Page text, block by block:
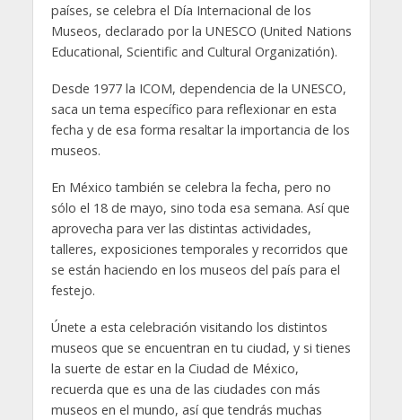
países, se celebra el Día Internacional de los
Museos, declarado por la UNESCO (United Nations
Educational, Scientific and Cultural Organizatión).
Desde 1977 la ICOM, dependencia de la UNESCO,
saca un tema específico para reflexionar en esta
fecha y de esa forma resaltar la importancia de los
museos.
En México también se celebra la fecha, pero no
sólo el 18 de mayo, sino toda esa semana. Así que
aprovecha para ver las distintas actividades,
talleres, exposiciones temporales y recorridos que
se están haciendo en los museos del país para el
festejo.
Únete a esta celebración visitando los distintos
museos que se encuentran en tu ciudad, y si tienes
la suerte de estar en la Ciudad de México,
recuerda que es una de las ciudades con más
museos en el mundo, así que tendrás muchas